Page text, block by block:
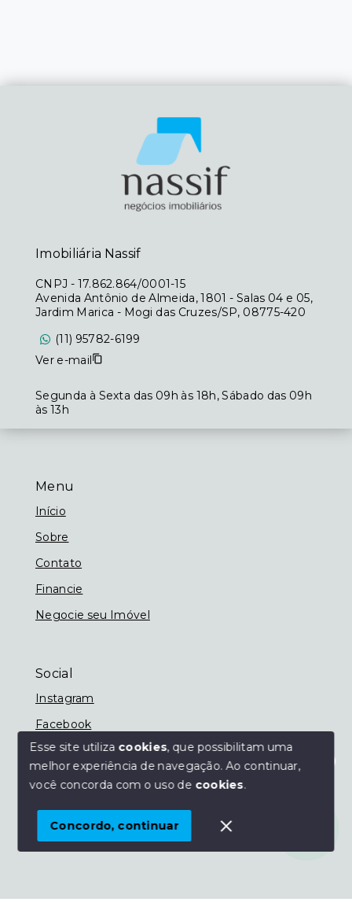
Olá! Estamos disponíveis para te ajudar.
Menu
Início
Sobre
Contato
Financie
Negocie seu Imóvel
Social
Instagram
Facebook
© Copyright 2026 - Imobiliária Nassif - Todos os
SITE PARA IMOBILIARIA
Imobiliária Nassif
CNPJ - 17.862.864/0001-15
Avenida Antônio de Almeida, 1801 - Salas 04 e 05,
Jardim Marica - Mogi das Cruzes/SP, 08775-420
(11) 95782-6199
Ver e-mail
Segunda à Sexta das 09h às 18h, Sábado das 09h
às 13h
Esse site utiliza cookies, que possibilitam uma
melhor experiência de navegação.Ao continuar,
você concorda com o uso de cookies.
Concordo, continuar